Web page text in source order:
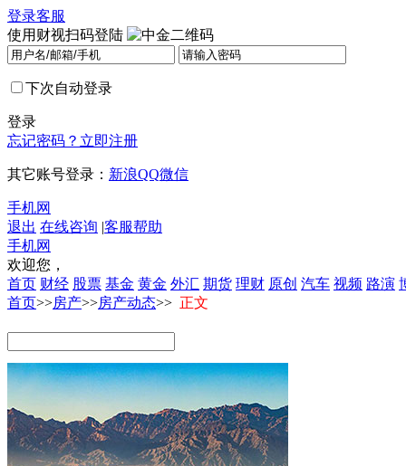
登录客服
使用财视扫码登陆
下次自动登录
登录
忘记密码？ 立即注册
其它账号登录： 新浪QQ微信
手机网
退出 在线咨询 |客服帮助
手机网
欢迎您，
首页 财经 股票 基金 黄金 外汇 期货 理财 原创 汽车 视频 路演
首页>>房产>>房产动态>> 正文